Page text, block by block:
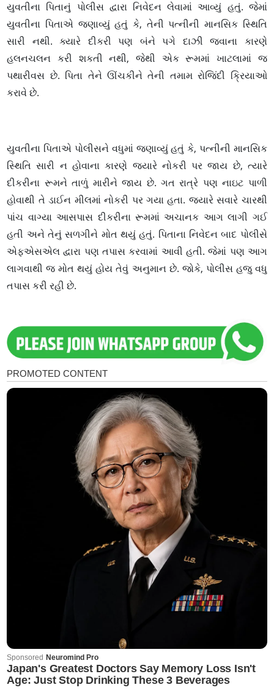
યુવતીના પિતાનું પોલીસ દ્વારા નિવેદન લેવામાં આવ્યું હતું. જેમાં
યુવતીના પિતાએ જણાવ્યું હતું કે, તેની પત્નીની માનસિક સ્થિતિ
સારી નથી. ક્યારે દીકરી પણ બંને પગે દાઝી જવાના કારણે
હલનચલન કરી શકતી નથી, જેથી એક રૂમમાં ખાટલામાં જ
પથારીવસ છે. પિતા તેને ઊંચકીને તેની તમામ રોજિંદી ક્રિયાઓ
કરાવે છે.
યુવતીના પિતાએ પોલીસને વધુમાં જણાવ્યું હતું કે, પત્નીની માનસિક
સ્થિતિ સારી ન હોવાના કારણે જ્યારે નોકરી પર જાય છે, ત્યારે
દીકરીના રૂમને તાળું મારીને જાય છે. ગત રાત્રે પણ નાઇટ પાળી
હોવાથી તે ડાઈન મીલમાં નોકરી પર ગયા હતા. જ્યારે સવારે ચારથી
પાંચ વાગ્યા આસપાસ દીકરીના રૂમમાં અચાનક આગ લાગી ગઈ
હતી અને તેનું સળગીને મોત થયું હતું. પિતાના નિવેદન બાદ પોલીસે
એફએસએલ દ્વારા પણ તપાસ કરવામાં આવી હતી. જેમાં પણ આગ
લાગવાથી જ મોત થયું હોય તેવું અનુમાન છે. જોકે, પોલીસ હજુ વધુ
તપાસ કરી રહી છે.